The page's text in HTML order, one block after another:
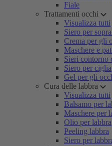
Fiale
Trattamenti occhi
Visualizza tutti
Siero per
Crema per gli
Maschere e
Sieri contorno
Siero per ciglia
Gel per gli
Cura delle labbra
Visualizza tutti
Balsamo per
Maschere per
Olio per labbra
Peeling labbra
Siero per